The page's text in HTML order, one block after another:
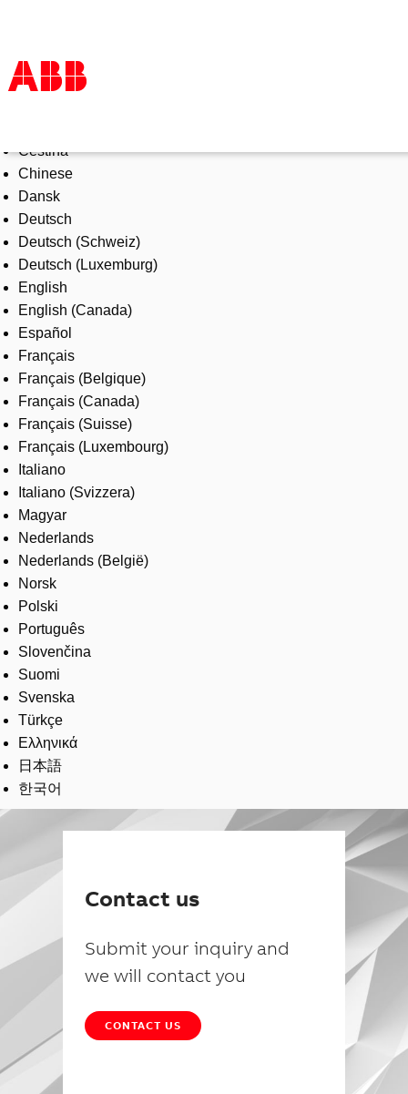
Products & Solutions
Industries
Services
About us
Where to buy
Contact us
Careers
Čeština
Chinese
Dansk
Deutsch
Deutsch (Schweiz)
Deutsch (Luxemburg)
English
English (Canada)
Español
Français
Français (Belgique)
Français (Canada)
Français (Suisse)
Français (Luxembourg)
Italiano
Italiano (Svizzera)
Magyar
Nederlands
Nederlands (België)
Norsk
Polski
Português
Slovenčina
Suomi
Svenska
Türkçe
Ελληνικά
日本語
한국어
Contact us
Submit your inquiry and
we will contact you
CONTACT US